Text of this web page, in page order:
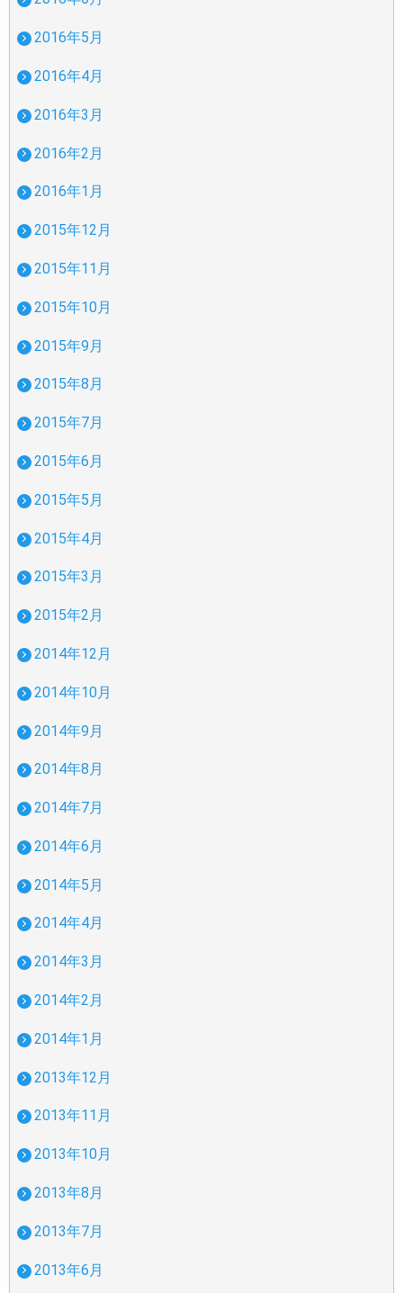
2016年5月
2016年4月
2016年3月
2016年2月
2016年1月
2015年12月
2015年11月
2015年10月
2015年9月
2015年8月
2015年7月
2015年6月
2015年5月
2015年4月
2015年3月
2015年2月
2014年12月
2014年10月
2014年9月
2014年8月
2014年7月
2014年6月
2014年5月
2014年4月
2014年3月
2014年2月
2014年1月
2013年12月
2013年11月
2013年10月
2013年8月
2013年7月
2013年6月